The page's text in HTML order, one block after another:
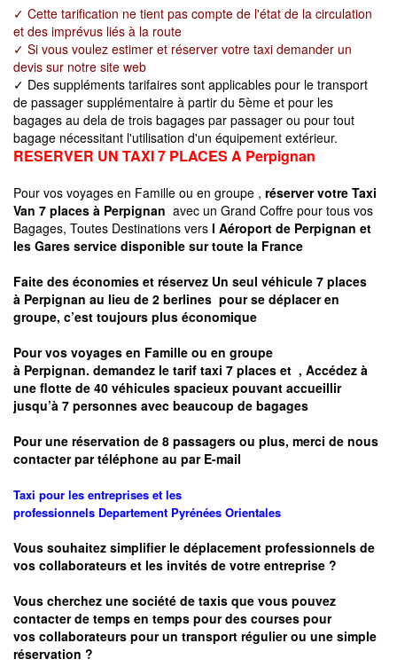
✓ Cette tarification ne tient pas compte de l'état de la circulation
et des imprévus liés à la route
✓ Si vous voulez estimer et réserver votre taxi demander un
devis sur notre site web
✓ Des suppléments tarifaires sont applicables pour le transport
de passager supplémentaire à partir du 5ème et pour les
bagages au dela de trois bagages par passager ou pour tout
bagage nécessitant l'utilisation d'un équipement extérieur.
RESERVER UN TAXI 7 PLACES A Perpignan
Pour vos voyages en Famille ou en groupe , réserver votre Taxi
Van 7 places à Perpignan avec un Grand Coffre pour tous vos
Bagages, Toutes Destinations vers l Aéroport de Perpignan et
les Gares service disponible sur toute la France
Faite des économies et réservez Un seul véhicule 7 places
à Perpignan au lieu de 2 berlines pour se déplacer en
groupe, c’est toujours plus économique
Pour vos voyages en Famille ou en groupe
à Perpignan. demandez le tarif taxi 7 places et , Accédez à
une flotte de 40 véhicules spacieux pouvant accueillir
jusqu’à 7 personnes avec beaucoup de bagages
Pour une réservation de 8 passagers ou plus, merci de nous
contacter par téléphone au par E-mail
Taxi pour les entreprises et les
professionnels Departement Pyrénées Orientales
Vous souhaitez simplifier le déplacement professionnels de
vos collaborateurs et les invités de votre entreprise ?
Vous cherchez une société de taxis que vous pouvez
contacter de temps en temps pour des courses pour
vos collaborateurs pour un transport régulierou une simple
réservation ?